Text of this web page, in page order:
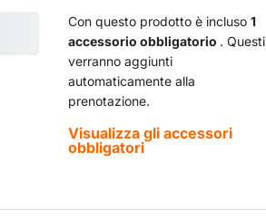
Con questo prodotto è incluso 1
accessorio obbligatorio . Questi
verranno aggiunti
automaticamente alla
prenotazione.
Visualizza gli accessori
obbligatori